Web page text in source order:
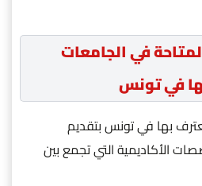
في الجامعات
في تونس
بها في تونس بتقديم
الأكاديمية التي تجمع بين